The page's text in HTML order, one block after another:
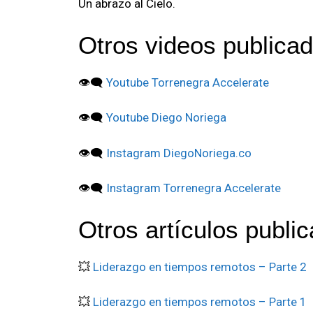
Un abrazo al Cielo.
Otros videos
👁️‍🗨️ Youtube Torrenegra Accelerate
👁️‍🗨️ Youtube Diego Noriega
👁️‍🗨️ Instagram DiegoNoriega.co
👁️‍🗨️ Instagram Torrenegra Accelerate
Otros artículos
💥 Liderazgo en tiempos remotos – Parte 2
💥 Liderazgo en tiempos remotos – Parte 1